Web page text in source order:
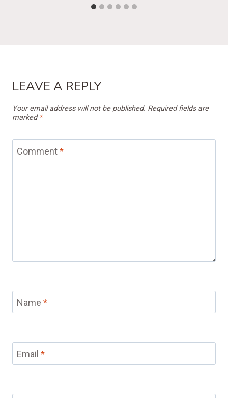
LEAVE A REPLY
Your email address will not be published. Required fields are
marked *
Comment*
Name *
Email *